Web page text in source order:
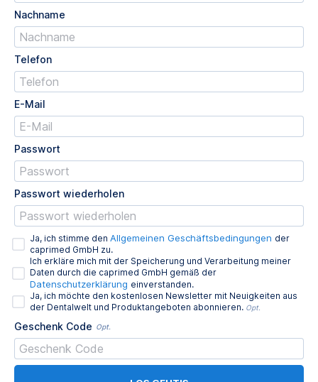
Nachname
Telefon
E-Mail
Passwort
Passwort wiederholen
Ja, ich stimme den Allgemeinen Geschäftsbedingungen der
caprimed GmbH zu.
Ich erkläre mich mit der Speicherung und Verarbeitung meiner
Daten durch die caprimed GmbH gemäß der
Datenschutzerklärung einverstanden.
Ja, ich möchte den kostenlosen Newsletter mit Neuigkeiten aus
der Dentalwelt und Produktangeboten abonnieren. Opt.
Geschenk Code Opt.